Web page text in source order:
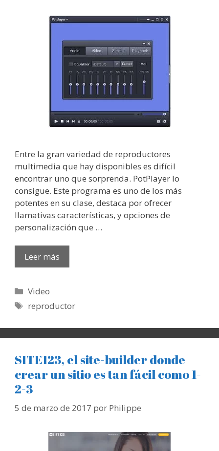
Entre la gran variedad de reproductores
multimedia que hay disponibles es difícil
encontrar uno que sorprenda. PotPlayer lo
consigue. Este programa es uno de los más
potentes en su clase, destaca por ofrecer
llamativas características, y opciones de
personalización que …
Leer más
Categorías
Video
Etiquetas
reproductor
SITE123, el site-builder donde
crear un sitio es tan fácil como 1-
2-3
5 de marzo de 2017 por Philippe